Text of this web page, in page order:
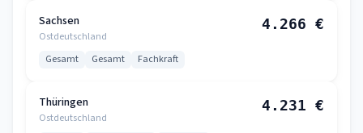
Sachsen
Ostdeutschland
4.266 €
Gesamt Gesamt Fachkraft
Thüringen
Ostdeutschland
4.231 €